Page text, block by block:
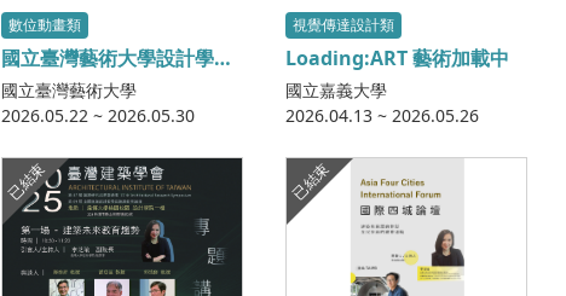
數位動畫類
國立臺灣藝術大學設計學院
多媒體動畫藝術學系第20屆
畢業展—心悸特攻隊
國立臺灣藝術大學
2026.05.22 ~ 2026.05.30
視覺傳達設計類
Loading:ART 藝術加載中
國立嘉義大學
2026.04.13 ~ 2026.05.26
已結束 已結束